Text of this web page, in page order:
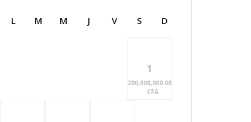
L M M J V S D
1
200,000,000.00
CFA